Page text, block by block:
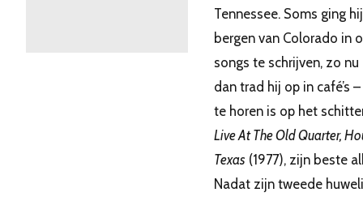
Tennessee. Soms ging
bergen van Colorado in
songs te schrijven, zo nu
dan trad hij op in café’s
te horen is op het
Live At The Old Quarter,
Texas (1977), zijn beste
Nadat zijn tweede